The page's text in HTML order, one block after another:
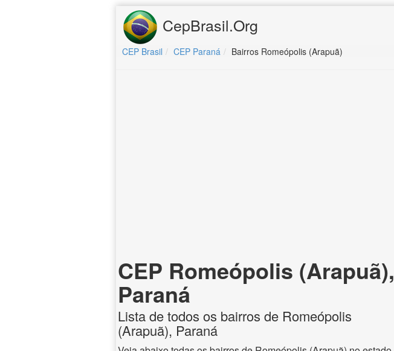
CepBrasil.Org
CEP Brasil CEP Paraná Bairros Romeópolis (Arapuã)
CEP Romeópolis (Arapuã),
Paraná
Lista de todos os bairros de Romeópolis
(Arapuã), Paraná